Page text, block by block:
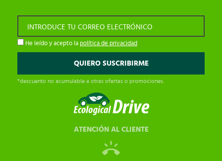
INTRODUCE TU CORREO ELECTRÓNICO
He leído y acepto la política de privacidad
*descuento no acumulable a otras ofertas o promociones.
ATENCIÓN AL CLIENTE